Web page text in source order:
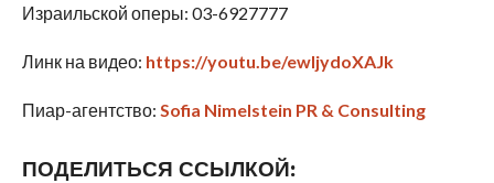
Израильской оперы: 03-6927777
Линк на видео: https://youtu.be/ewIjydoXAJk
Пиар-агентство: Sofia Nimelstein PR & Consulting
ПОДЕЛИТЬСЯ ССЫЛКОЙ: